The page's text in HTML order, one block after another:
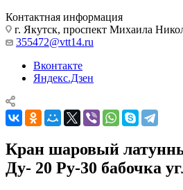
Контактная информация
г. Якутск, проспект Михаила
355472@vtt14.ru
Вконтакте
Яндекс.Дзен
Кран шаровый
Ду- 20 Ру-30 бабочка